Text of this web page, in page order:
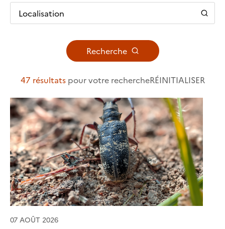
Localisation
Recherche
47 résultatspour votre rechercheRÉINITIALISER
07 AOÛT 2026